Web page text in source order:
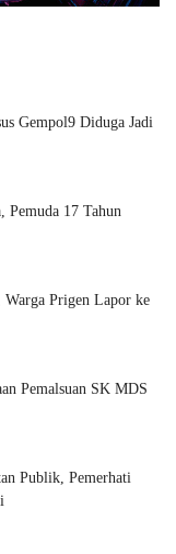
Gempol9 Diduga Jadi
Pemuda 17 Tahun
Warga Prigen Lapor ke
Pemalsuan SK MDS
Publik, Pemerhati